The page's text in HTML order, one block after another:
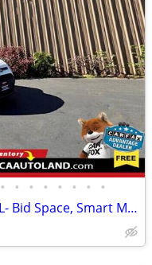
• • • • • • • •
2015 FORD TRANSIT CONNECT XL- Bid Space, Smart Move!